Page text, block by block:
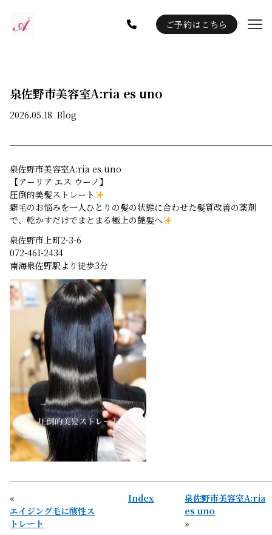
ご予約はこちら
Gallery
泉佐野市美容室A:ria es uno
2026.05.18 Blog
泉佐野市美容室A:ria es uno
【アーリア エス ウーノ】
圧倒的美髪ストレート
癖毛のお悩みを一人ひとりの髪の状態に合わせた髪質改善の薬剤
で、乾かすだけでまとまる極上の艶髪へ
泉佐野市上町2-3-6
072-461-2434
南海泉佐野駅より徒歩3分
«
エイジング毛に酸性ス
トレート
Index
泉佐野市美容室A:ria
es uno
»